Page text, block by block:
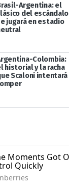
Argentina: el
del escándalo
jugará en estadio
Colombia:
historial y la racha
Scaloni intentará